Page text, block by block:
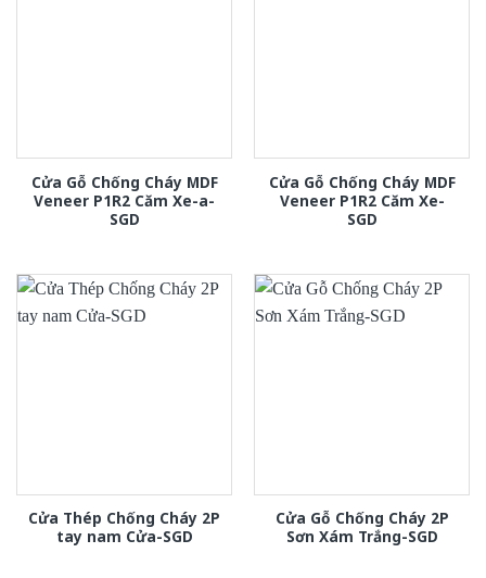
Cửa Gỗ Chống Cháy MDF
Veneer P1R2 Căm Xe-a-
SGD
Cửa Gỗ Chống Cháy MDF
Veneer P1R2 Căm Xe-
SGD
Cửa Thép Chống Cháy 2P
tay nam Cửa-SGD
Cửa Gỗ Chống Cháy 2P
Sơn Xám Trắng-SGD